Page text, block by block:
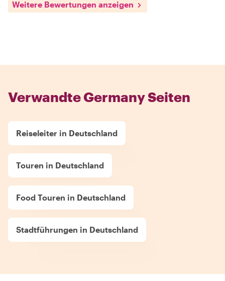
Weitere Bewertungen anzeigen
Verwandte Germany Seiten
Reiseleiter in Deutschland
Touren in Deutschland
Food Touren in Deutschland
Stadtführungen in Deutschland